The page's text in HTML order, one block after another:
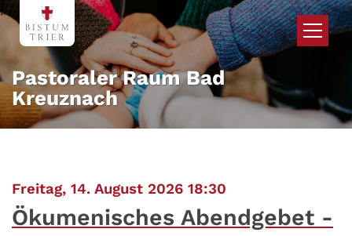
Zum Inhalt springen
Pastoraler Raum Bad
Kreuznach
Freitag, 14. August 2026 18:30
Ökumenisches Abendgebet -